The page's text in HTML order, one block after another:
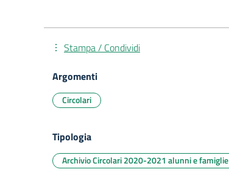
Stampa / Condividi
Argomenti
Circolari
Tipologia
Archivio Circolari 2020-2021 alunni e famiglie